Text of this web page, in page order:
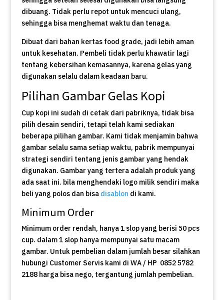
dibuang. Tidak perlu repot untuk mencuci ulang,
sehingga bisa menghemat waktu dan tenaga.
Dibuat dari bahan kertas food grade, jadi lebih aman
untuk kesehatan. Pembeli tidak perlu khawatir lagi
tentang kebersihan kemasannya, karena gelas yang
digunakan selalu dalam keadaan baru.
Pilihan Gambar Gelas Kopi
Cup kopi ini sudah di cetak dari pabriknya, tidak bisa
pilih desain sendiri, tetapi telah kami sediakan
beberapa pilihan gambar. Kami tidak menjamin bahwa
gambar selalu sama setiap waktu, pabrik mempunyai
strategi sendiri tentang jenis gambar yang hendak
digunakan. Gambar yang tertera adalah produk yang
ada saat ini. bila menghendaki logo milik sendiri maka
beli yang polos dan bisa disablon di kami.
Minimum Order
Minimum order rendah, hanya 1 slop yang berisi 50 pcs
cup. dalam 1 slop hanya mempunyai satu macam
gambar. Untuk pembelian dalam jumlah besar silahkan
hubungi Customer Servis kami di WA / HP 0852 5782
2188 harga bisa nego, tergantung jumlah pembelian.